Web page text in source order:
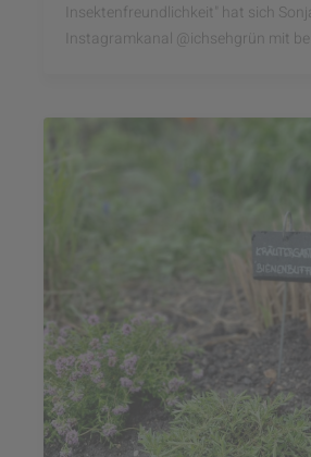
Insektenfreundlichkeit" hat sich
Instagramkanal @ichsehgrün mit